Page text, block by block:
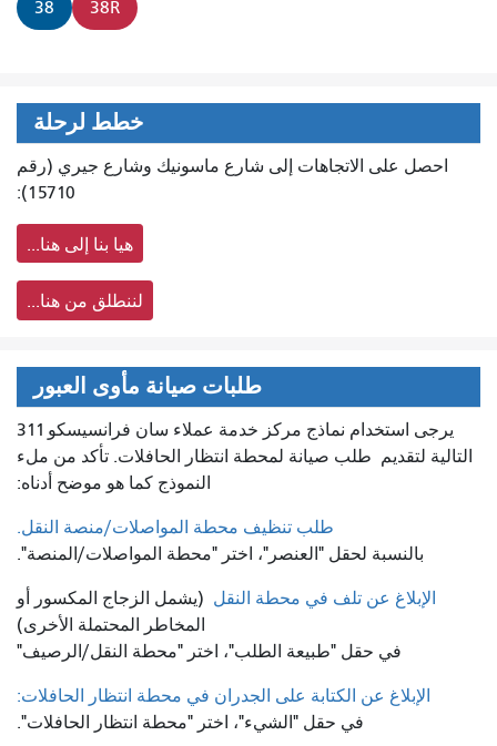
38 38R
خطط لرحلة
احصل على الاتجاهات إلى شارع ماسونيك وشارع جيري (رقم
15710):
هيا بنا إلى هنا...
لننطلق من هنا...
طلبات صيانة مأوى العبور
يرجى استخدام نماذج مركز خدمة عملاء سان فرانسيسكو 311
التالية لتقديم طلب صيانة لمحطة انتظار الحافلات. تأكد من ملء
النموذج كما هو موضح أدناه:
طلب تنظيف محطة المواصلات/منصة النقل.
بالنسبة لحقل "العنصر"، اختر "محطة المواصلات/المنصة".
الإبلاغ عن تلف في محطة النقل (يشمل الزجاج المكسور أو
المخاطر المحتملة الأخرى)
في حقل "طبيعة الطلب"، اختر "محطة النقل/الرصيف"
الإبلاغ عن الكتابة على الجدران في محطة انتظار الحافلات:
في حقل "الشيء"، اختر "محطة انتظار الحافلات".